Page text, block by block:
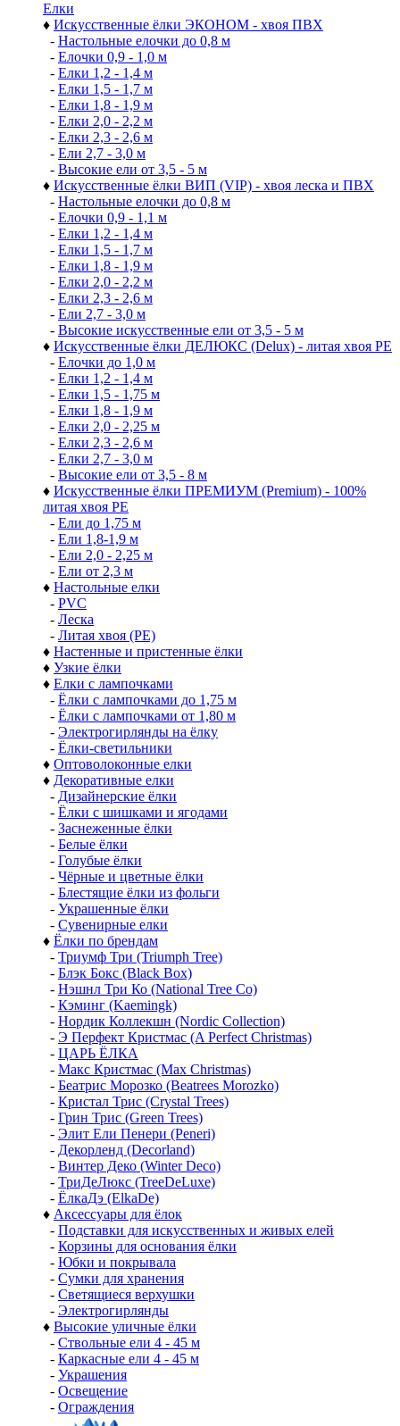
Елки
♦ Искусственные ёлки ЭКОНОМ - хвоя ПВХ
- Настольные елочки до 0,8 м
- Елочки 0,9 - 1,0 м
- Елки 1,2 - 1,4 м
- Елки 1,5 - 1,7 м
- Елки 1,8 - 1,9 м
- Елки 2,0 - 2,2 м
- Елки 2,3 - 2,6 м
- Ели 2,7 - 3,0 м
- Высокие ели от 3,5 - 5 м
♦ Искусственные ёлки ВИП (VIP) - хвоя леска и ПВХ
- Настольные елочки до 0,8 м
- Елочки 0,9 - 1,1 м
- Елки 1,2 - 1,4 м
- Елки 1,5 - 1,7 м
- Елки 1,8 - 1,9 м
- Елки 2,0 - 2,2 м
- Елки 2,3 - 2,6 м
- Ели 2,7 - 3,0 м
- Высокие искусственные ели от 3,5 - 5 м
♦ Искусственные ёлки ДЕЛЮКС (Delux) - литая хвоя РЕ
- Елочки до 1,0 м
- Елки 1,2 - 1,4 м
- Елки 1,5 - 1,75 м
- Елки 1,8 - 1,9 м
- Елки 2,0 - 2,25 м
- Елки 2,3 - 2,6 м
- Елки 2,7 - 3,0 м
- Высокие ели от 3,5 - 8 м
♦ Искусственные ёлки ПРЕМИУМ (Premium) - 100%
литая хвоя РЕ
- Ели до 1,75 м
- Ели 1,8-1,9 м
- Ели 2,0 - 2,25 м
- Ели от 2,3 м
♦ Настольные елки
- PVC
- Леска
- Литая хвоя (РЕ)
♦ Настенные и пристенные ёлки
♦ Узкие ёлки
♦ Елки с лампочками
- Ёлки с лампочками до 1,75 м
- Ёлки с лампочками от 1,80 м
- Электрогирлянды на ёлку
- Ёлки-светильники
♦ Оптоволоконные елки
♦ Декоративные елки
- Дизайнерские ёлки
- Ёлки с шишками и ягодами
- Заснеженные ёлки
- Белые ёлки
- Голубые ёлки
- Чёрные и цветные ёлки
- Блестящие ёлки из фольги
- Украшенные ёлки
- Сувенирные елки
♦ Ёлки по брендам
- Триумф Три (Triumph Tree)
- Блэк Бокс (Black Box)
- Нэшнл Три Ко (National Tree Co)
- Кэминг (Kaemingk)
- Нордик Коллекшн (Nordic Collection)
- Э Перфект Кристмас (A Perfect Christmas)
- ЦАРЬ ЁЛКА
- Макс Кристмас (Max Christmas)
- Беатрис Морозко (Beatrees Morozko)
- Кристал Трис (Crystal Trees)
- Грин Трис (Green Trees)
- Элит Ели Пенери (Peneri)
- Декорленд (Decorland)
- Винтер Деко (Winter Deco)
- ТриДеЛюкс (TreeDeLuxe)
- ЁлкаДэ (ElkaDe)
♦ Аксессуары для ёлок
- Подставки для искусственных и живых елей
- Корзины для основания ёлки
- Юбки и покрывала
- Сумки для хранения
- Светящиеся верхушки
- Электрогирлянды
♦ Высокие уличные ёлки
- Ствольные ели 4 - 45 м
- Каркасные ели 4 - 45 м
- Украшения
- Освещение
- Ограждения